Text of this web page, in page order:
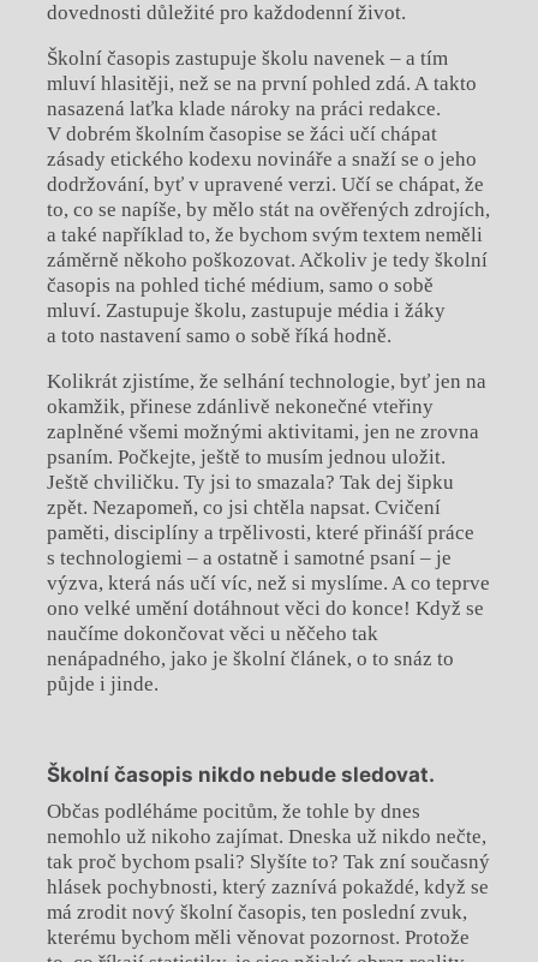
dovednosti důležité pro každodenní život.
Školní časopis zastupuje školu navenek – a tím
mluví hlasitěji, než se na první pohled zdá. A takto
nasazená laťka klade nároky na práci redakce.
V dobrém školním časopise se žáci učí chápat
zásady etického kodexu novináře a snaží se o jeho
dodržování, byť v upravené verzi. Učí se chápat, že
to, co se napíše, by mělo stát na ověřených zdrojích,
a také například to, že bychom svým textem neměli
záměrně někoho poškozovat. Ačkoliv je tedy školní
časopis na pohled tiché médium, samo o sobě
mluví. Zastupuje školu, zastupuje média i žáky
a toto nastavení samo o sobě říká hodně.
Kolikrát zjistíme, že selhání technologie, byť jen na
okamžik, přinese zdánlivě nekonečné vteřiny
zaplněné všemi možnými aktivitami, jen ne zrovna
psaním. Počkejte, ještě to musím jednou uložit.
Ještě chviličku. Ty jsi to smazala? Tak dej šipku
zpět. Nezapomeň, co jsi chtěla napsat. Cvičení
paměti, disciplíny a trpělivosti, které přináší práce
s technologiemi – a ostatně i samotné psaní – je
výzva, která nás učí víc, než si myslíme. A co teprve
ono velké umění dotáhnout věci do konce! Když se
naučíme dokončovat věci u něčeho tak
nenápadného, jako je školní článek, o to snáz to
půjde i jinde.
Školní časopis nikdo nebude sledovat.
Občas podléháme pocitům, že tohle by dnes
nemohlo už nikoho zajímat. Dneska už nikdo nečte,
tak proč bychom psali? Slyšíte to? Tak zní současný
hlásek pochybnosti, který zaznívá pokaždé, když se
má zrodit nový školní časopis, ten poslední zvuk,
kterému bychom měli věnovat pozornost. Protože